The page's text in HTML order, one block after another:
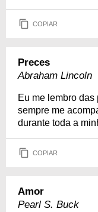
COPIAR
Preces
Abraham Lincoln
Eu me lembro
sempre me
durante toda a
COPIAR
Amor
Pearl S. Buck